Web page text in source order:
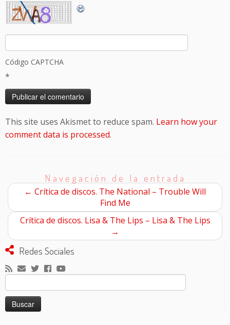
Código CAPTCHA
*
This site uses Akismet to reduce spam. Learn how your
comment data is processed.
Navegación de la entrada
← Crítica de discos. The National – Trouble Will
Find Me
Crítica de discos. Lisa & The Lips – Lisa & The Lips
→
Redes Sociales
Buscar: